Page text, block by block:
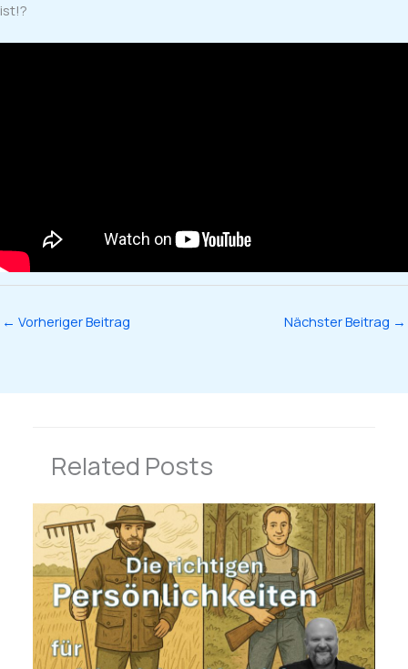
ist!?
← Vorheriger Beitrag Nächster Beitrag →
Related Posts